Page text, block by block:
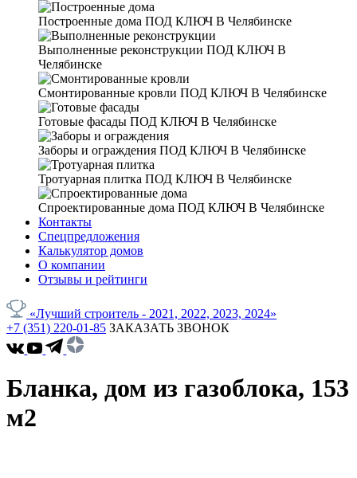
Построенные дома ПОД КЛЮЧ В Челябинске
Выполненные реконструкции ПОД КЛЮЧ В
Челябинске
Смонтированные кровли ПОД КЛЮЧ В Челябинске
Готовые фасады ПОД КЛЮЧ В Челябинске
Заборы и ограждения ПОД КЛЮЧ В Челябинске
Тротуарная плитка ПОД КЛЮЧ В Челябинске
Спроектированные дома ПОД КЛЮЧ В Челябинске
Контакты
Спецпредложения
Калькулятор домов
О компании
Отзывы и рейтинги
«Лучший строитель - 2021, 2022, 2023, 2024»
+7 (351) 220-01-85 ЗАКАЗАТЬ ЗВОНОК
Бланка, дом из газоблока, 153
м2